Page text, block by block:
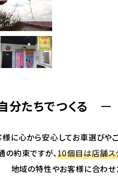
分たちでつくる ー
に心から安心してお車選びや
約束ですが、10個目は店舗ス
地域の特性やお客様に合わせ